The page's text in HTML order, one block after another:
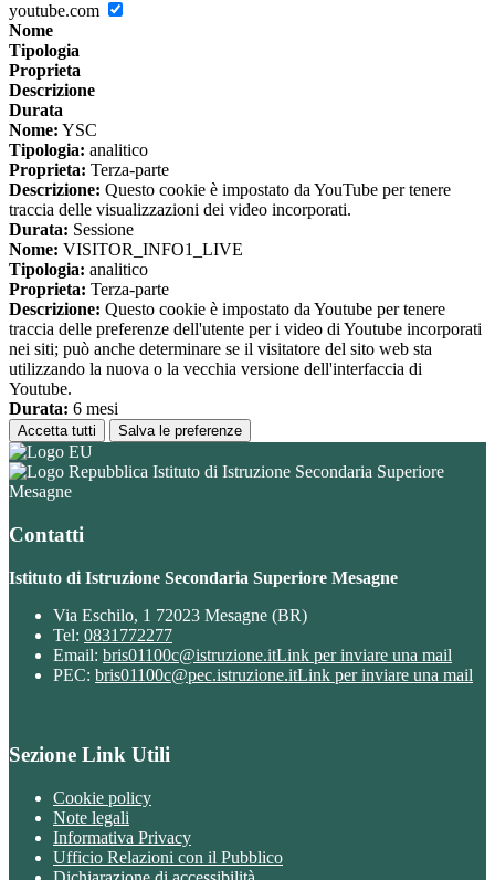
youtube.com
Nome
Tipologia
Proprieta
Descrizione
Durata
Nome: YSC
Tipologia: analitico
Proprieta: Terza-parte
Descrizione: Questo cookie è impostato da YouTube per tenere
traccia delle visualizzazioni dei video incorporati.
Durata: Sessione
Nome: VISITOR_INFO1_LIVE
Tipologia: analitico
Proprieta: Terza-parte
Descrizione: Questo cookie è impostato da Youtube per tenere
traccia delle preferenze dell'utente per i video di Youtube incorporati
nei siti; può anche determinare se il visitatore del sito web sta
utilizzando la nuova o la vecchia versione dell'interfaccia di
Youtube.
Durata: 6 mesi
Accetta tutti Salva le preferenze
Istituto di Istruzione Secondaria Superiore
Mesagne
Contatti
Istituto di Istruzione Secondaria Superiore Mesagne
Via Eschilo, 1 72023 Mesagne (BR)
Tel: 0831772277
Email: bris01100c@istruzione.itLink per inviare una mail
PEC: bris01100c@pec.istruzione.itLink per inviare una mail
Sezione Link Utili
Cookie policy
Note legali
Informativa Privacy
Ufficio Relazioni con il Pubblico